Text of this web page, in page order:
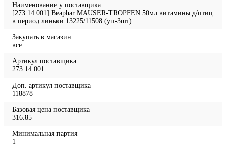
Наименование у поставщика
[273.14.001] Beaphar MAUSER-TROPFEN 50мл витамины д/птиц
в период линьки 13225/11508 (уп-3шт)
Закупать в магазин
все
Артикул поставщика
273.14.001
Доп. артикул поставщика
118878
Базовая цена поставщика
316.85
Минимальная партия
1